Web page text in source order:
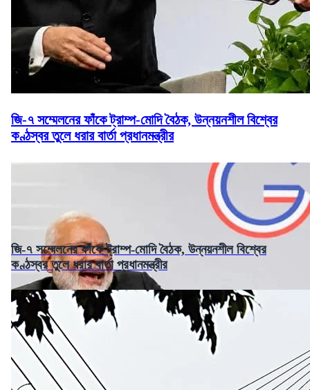
জি-৭ সম্মেলনের ফাঁকে ট্রাম্প-মোদি বৈঠক, উন্নয়নশীল বিশ্বের
কণ্ঠস্বর তুলে ধরার বার্তা প্রধানমন্ত্রীর
জি-৭ সম্মেলনের ফাঁকে ট্রাম্প-মোদি বৈঠক, উন্নয়নশীল বিশ্বের
কণ্ঠস্বর তুলে ধরার বার্তা প্রধানমন্ত্রীর